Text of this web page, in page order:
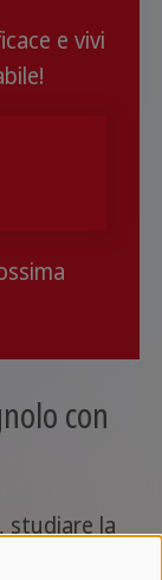
e vivi
con
studiare la